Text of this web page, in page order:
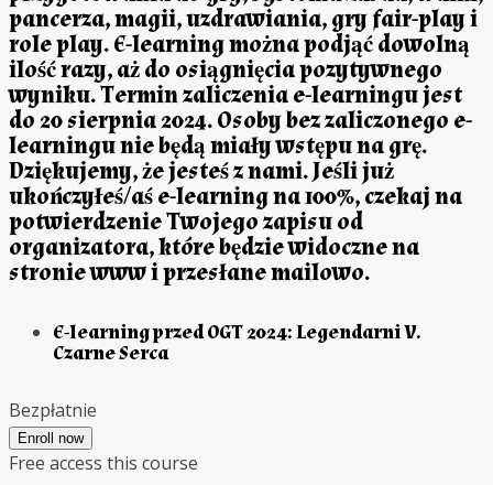
pancerza, magii, uzdrawiania, gry fair-play i
role play. E-learning można podjąć dowolną
ilość razy, aż do osiągnięcia pozytywnego
wyniku. Termin zaliczenia e-learningu jest
do 20 sierpnia 2024. Osoby bez zaliczonego e-
learningu nie będą miały wstępu na grę.
Dziękujemy, że jesteś z nami. Jeśli już
ukończyłeś/aś e-learning na 100%, czekaj na
potwierdzenie Twojego zapisu od
organizatora, które będzie widoczne na
stronie www i przesłane mailowo.
E-learning przed OGT 2024: Legendarni V.
Czarne Serca
Bezpłatnie
Enroll now
Free access this course